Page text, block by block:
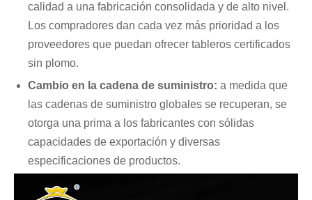
calidad a una fabricación consolidada y de alto nivel.
Los compradores dan cada vez más prioridad a los
proveedores que puedan ofrecer tableros certificados
sin plomo.
Cambio en la cadena de suministro: a medida que
las cadenas de suministro globales se recuperan, se
otorga una prima a los fabricantes con sólidas
capacidades de exportación y diversas
especificaciones de productos.